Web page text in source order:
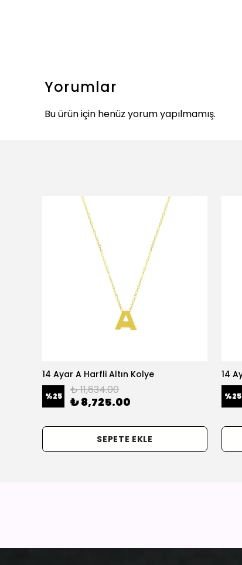
Yorumlar
Bu ürün için henüz yorum yapılmamış.
14 Ayar A Harfli Altın Kolye
%25 ₺ 11,634.00
₺ 8,725.00
SEPETE EKLE
14
%25